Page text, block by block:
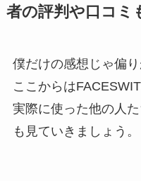
者の評判や口コミ
僕だけの感想じゃ偏
ここからは
実際に使った他の人
も見ていきましょう。